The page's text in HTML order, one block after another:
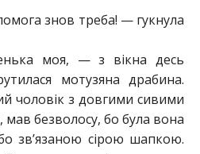
знов треба! — гукнула
моя, — з вікна десь
мотузяна драбина.
чоловік з довгими сивими
безволосу, бо була вона
зв’язаною сірою шапкою.